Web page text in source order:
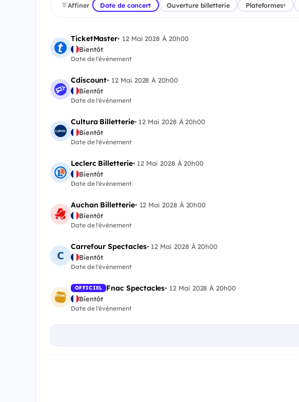
Affiner Date de concert Ouverture billetterie Plateformes▾
TicketMaster• 12 Mai 2028 À 20h00
Bientôt
Date de l'évènement
Cdiscount• 12 Mai 2028 À 20h00
Bientôt
Date de l'évènement
Cultura Billetterie• 12 Mai 2028 À 20h00
Bientôt
Date de l'évènement
Leclerc Billetterie• 12 Mai 2028 À 20h00
Bientôt
Date de l'évènement
Auchan Billetterie• 12 Mai 2028 À 20h00
Bientôt
Date de l'évènement
Carrefour Spectacles• 12 Mai 2028 À 20h00
Bientôt
Date de l'évènement
OFFICIEL Fnac Spectacles• 12 Mai 2028 À 20h00
Bientôt
Date de l'évènement